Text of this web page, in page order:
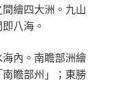
繪四大洲。九山
八海。
內。南瞻部洲繪
瞻部州」；東勝